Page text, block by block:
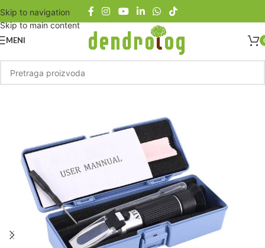
Skip to navigation
Skip to main content
MENI